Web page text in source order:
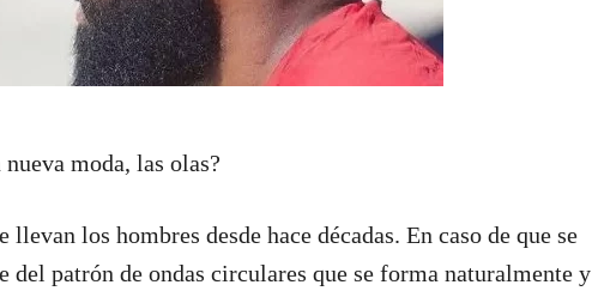
moda, las olas?
llevan los hombres desde hace décadas. En caso de que se
del patrón de ondas circulares que se forma naturalmente y